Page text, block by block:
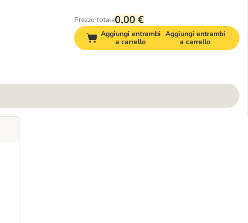
Prezzo totale0,00 €
Aggiungi entrambi
a carrello
Aggiungi entrambi
a carrello